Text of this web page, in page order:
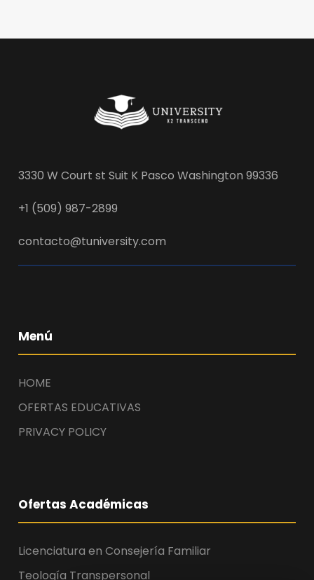
3330 W Court st Suit K Pasco Washington 99336
+1 (509) 987-2899
contacto@tuniversity.com
Menú
HOME
OFERTAS EDUCATIVAS
PRIVACY POLICY
Ofertas Académicas
Licenciatura en Consejería Familiar
Teología Transpersonal